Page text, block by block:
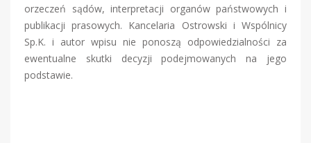
orzeczeń sądów, interpretacji organów państwowych i
publikacji prasowych. Kancelaria Ostrowski i Wspólnicy
Sp.K. i autor wpisu nie ponoszą odpowiedzialności za
ewentualne skutki decyzji podejmowanych na jego
podstawie.